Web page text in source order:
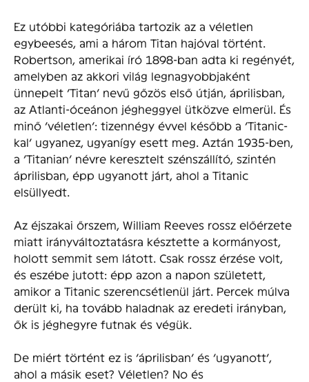
Ez utóbbi kategóriába tartozik az a véletlen
egybeesés, ami a három Titan hajóval történt.
Robertson, amerikai író 1898-ban adta ki regényét,
amelyben az akkori világ legnagyobbjaként
ünnepelt ‘Titan’ nevű gőzös első útján, áprilisban,
az Atlanti-óceánon jégheggyel ütközve elmerül. És
minő ‘véletlen’: tizennégy évvel később a ‘Titanic-
kal’ ugyanez, ugyanígy esett meg. Aztán 1935-ben,
a ‘Titanian’ névre keresztelt szénszállító, szintén
áprilisban, épp ugyanott járt, ahol a Titanic
elsüllyedt.
Az éjszakai őrszem, William Reeves rossz előérzete
miatt irányváltoztatásra késztette a kormányost,
holott semmit sem látott. Csak rossz érzése volt,
és eszébe jutott: épp azon a napon született,
amikor a Titanic szerencsétlenül járt. Percek múlva
derült ki, ha tovább haladnak az eredeti irányban,
ők is jéghegyre futnak és végük.
De miért történt ez is ‘áprilisban’ és ‘ugyanott’,
ahol a másik eset? Véletlen? No és